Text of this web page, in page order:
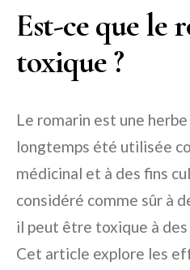
Est-ce que le
toxique ?
Le romarin est une
longtemps été utilisée
médicinal et à des fins
considéré comme sûr à
il peut être toxique à
Cet article explore les